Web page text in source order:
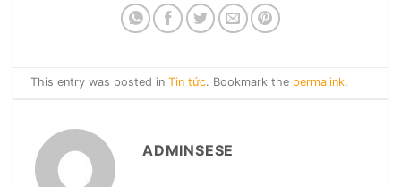
This entry was posted inTin tức. Bookmark the permalink.
ADMINSESE